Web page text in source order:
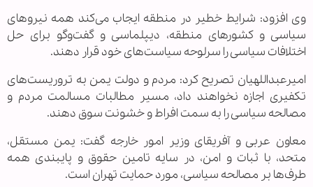
وی افزود: شرایط خطیر در منطقه ایجاب می‌کند همه نیروهای
سیاسی و کشورهای منطقه، دیپلماسی و گفت‌و‌گو برای حل
اختلافات سیاسی را سرلوحه سیاست‌های خود قرار دهند.
امیرعبداللهیان تصریح کرد: مردم و دولت یمن به تروریست‌های
تکفیری اجازه نخواهند داد، مسیر مطالبات مسالمت مردم و
مصالحه سیاسی را به سمت افراط و خشونت سوق دهند.
معاون عربی و آفریقای وزیر امور خارجه گفت: یمن مستقل،
متحد، با ثبات و امن، در سایه تامین حقوق و پایبندی همه
طرف‌ها بر مصالحه سیاسی، مورد حمایت تهران است.